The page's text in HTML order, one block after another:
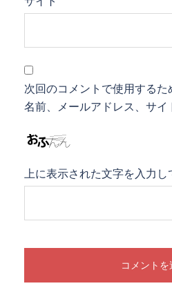
次回のコメントで使用する
名前、メールアドレス、サイ
上に表示された文字を入力し